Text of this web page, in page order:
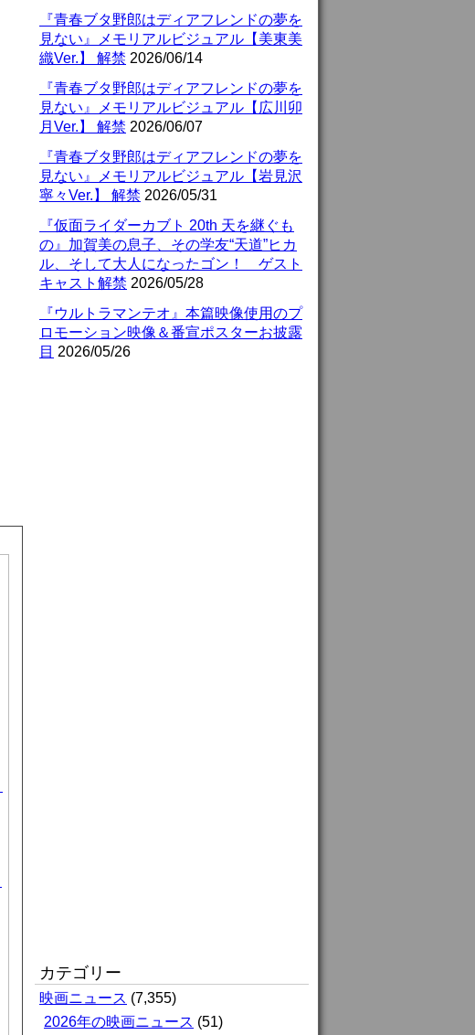
『青春ブタ野郎はディアフレンドの夢を
見ない』メモリアルビジュアル【美東美
織Ver.】 解禁 2026/06/14
『青春ブタ野郎はディアフレンドの夢を
見ない』メモリアルビジュアル【広川卯
月Ver.】 解禁 2026/06/07
『青春ブタ野郎はディアフレンドの夢を
見ない』メモリアルビジュアル【岩見沢
寧々Ver.】 解禁 2026/05/31
『仮面ライダーカブト 20th 天を継ぐも
の』加賀美の息子、その学友“天道”ヒカ
ル、そして大人になったゴン！ ゲスト
キャスト解禁 2026/05/28
『ウルトラマンテオ』本篇映像使用のプ
ロモーション映像＆番宣ポスターお披露
目 2026/05/26
カテゴリー
映画ニュース (7,355)
2026年の映画ニュース (51)